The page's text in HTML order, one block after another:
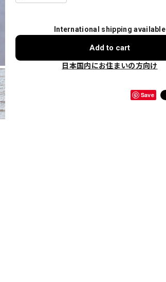
International shipping available
Add to cart
日本国内にお住まいの方向け
Save